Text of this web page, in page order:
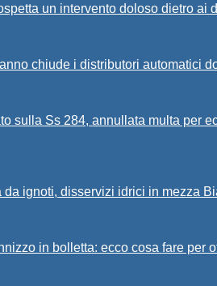
un intervento doloso dietro ai
chiude i distributori automatici
sulla Ss 284, annullata multa per
da ignoti, disservizi idrici in mezza
in bolletta: ecco cosa fare per